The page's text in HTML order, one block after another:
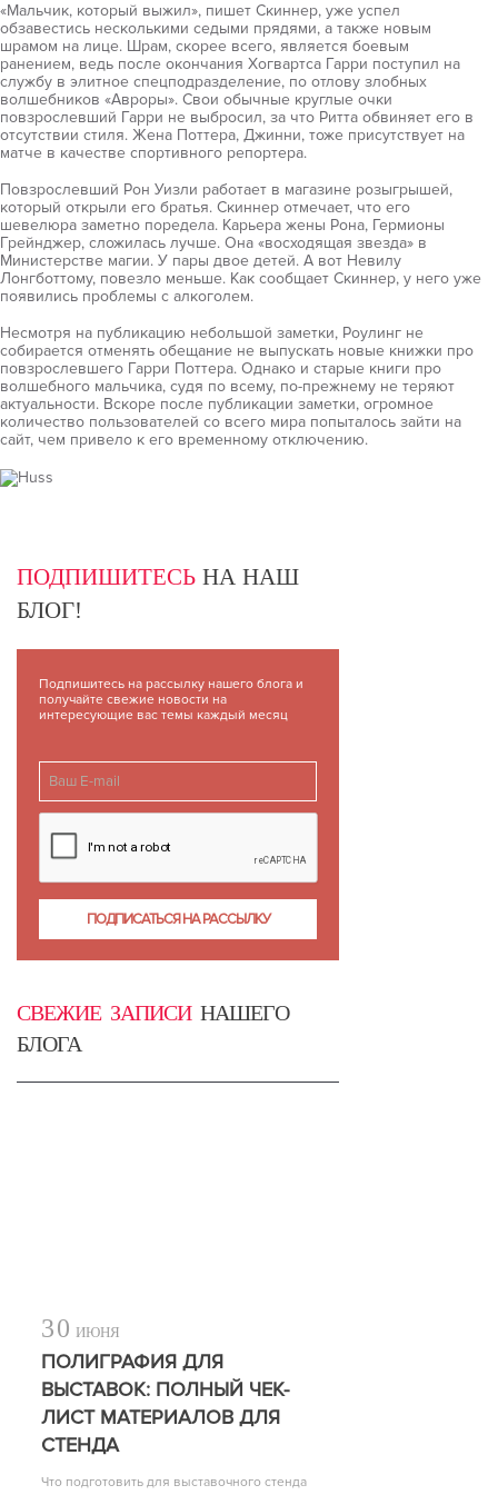
«Мальчик, который выжил», пишет Скиннер, уже успел
обзавестись несколькими седыми прядями, а также новым
шрамом на лице. Шрам, скорее всего, является боевым
ранением, ведь после окончания Хогвартса Гарри поступил на
службу в элитное спецподразделение, по отлову злобных
волшебников «Авроры». Свои обычные круглые очки
повзрослевший Гарри не выбросил, за что Ритта обвиняет его в
отсутствии стиля. Жена Поттера, Джинни, тоже присутствует на
матче в качестве спортивного репортера.
Повзрослевший Рон Уизли работает в магазине розыгрышей,
который открыли его братья. Скиннер отмечает, что его
шевелюра заметно поредела. Карьера жены Рона, Гермионы
Грейнджер, сложилась лучше. Она «восходящая звезда» в
Министерстве магии. У пары двое детей. А вот Невилу
Лонгботтому, повезло меньше. Как сообщает Скиннер, у него уже
появились проблемы с алкоголем.
Несмотря на публикацию небольшой заметки, Роулинг не
собирается отменять обещание не выпускать новые книжки про
повзрослевшего Гарри Поттера. Однако и старые книги про
волшебного мальчика, судя по всему, по-прежнему не теряют
актуальности. Вскоре после публикации заметки, огромное
количество пользователей со всего мира попыталось зайти на
сайт, чем привело к его временному отключению.
ПОДПИШИТЕСЬ НА НАШ
БЛОГ!
Подпишитесь на рассылку нашего блога и
получайте свежие новости на
интересующие вас темы каждый месяц
СВЕЖИЕ ЗАПИСИНАШЕГО
БЛОГА
30 ИЮНЯ
ПОЛИГРАФИЯ ДЛЯ
ВЫСТАВОК: ПОЛНЫЙ ЧЕК-
ЛИСТ МАТЕРИАЛОВ ДЛЯ
СТЕНДА
Что подготовить для выставочного стенда